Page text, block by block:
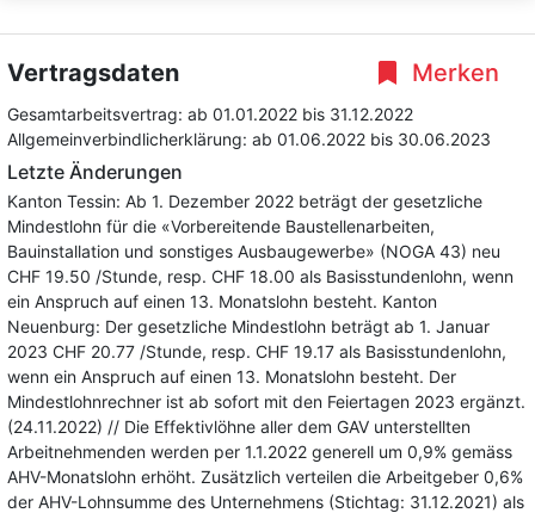
Merken
Vertragsdaten
Gesamtarbeitsvertrag: ab 01.01.2022 bis 31.12.2022
Allgemeinverbindlicherklärung: ab 01.06.2022 bis 30.06.2023
Letzte Änderungen
Kanton Tessin: Ab 1. Dezember 2022 beträgt der gesetzliche
Mindestlohn für die «Vorbereitende Baustellenarbeiten,
Bauinstallation und sonstiges Ausbaugewerbe» (NOGA 43) neu
CHF 19.50 /Stunde, resp. CHF 18.00 als Basisstundenlohn, wenn
ein Anspruch auf einen 13. Monatslohn besteht. Kanton
Neuenburg: Der gesetzliche Mindestlohn beträgt ab 1. Januar
2023 CHF 20.77 /Stunde, resp. CHF 19.17 als Basisstundenlohn,
wenn ein Anspruch auf einen 13. Monatslohn besteht. Der
Mindestlohnrechner ist ab sofort mit den Feiertagen 2023 ergänzt.
(24.11.2022) // Die Effektivlöhne aller dem GAV unterstellten
Arbeitnehmenden werden per 1.1.2022 generell um 0,9% gemäss
AHV-Monatslohn erhöht. Zusätzlich verteilen die Arbeitgeber 0,6%
der AHV-Lohnsumme des Unternehmens (Stichtag: 31.12.2021) als